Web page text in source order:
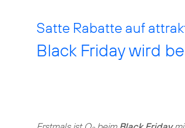
Satte Rabatte auf
Black Friday wird